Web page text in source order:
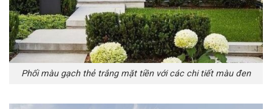
Phối màu gạch thẻ trắng mặt tiền với các chi tiết màu đen